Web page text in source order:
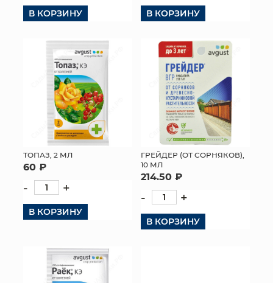
В КОРЗИНУ В КОРЗИНУ
ТОПАЗ, 2 МЛ
60 ₽
- +
В КОРЗИНУ
ГРЕЙДЕР (ОТ СОРНЯКОВ),
10 МЛ
214.50 ₽
- +
В КОРЗИНУ